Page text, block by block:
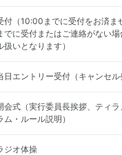
付（10:00までに受付をお済ま
でに受付またはご連絡がない
扱いとなります）
日エントリー受付（キャンセル
会式（実行委員長挨拶、ティ
ム・ルール説明）
ジオ体操